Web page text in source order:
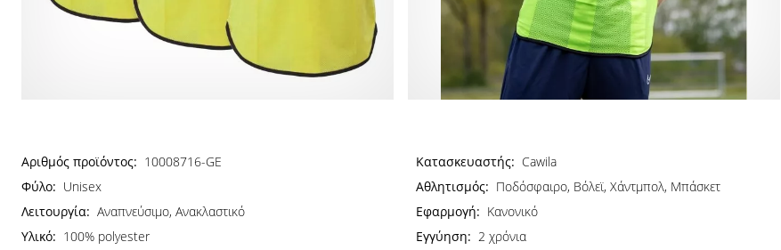
Αριθμός προϊόντος: 10008716-GE Κατασκευαστής: Cawila
Φύλο: Unisex Αθλητισμός: Ποδόσφαιρο, Βόλεϊ, Χάντμπολ, Μπάσκετ
Λειτουργία: Αναπνεύσιμο, Ανακλαστικό Εφαρμογή: Κανονικό
Υλικό: 100% polyester Εγγύηση: 2 χρόνια